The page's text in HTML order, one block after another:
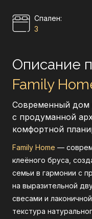
Cпален:
3
Описание
Family
Современный дом
с продуманной
комфортной
Family Home —
клеёного бруса,
семьи в гармонии с
на выразительной
свесами и
текстура